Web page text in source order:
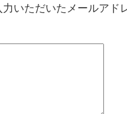
いただいたメールアド